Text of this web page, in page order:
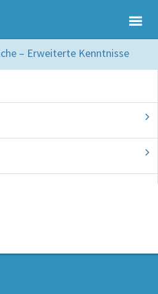
– Erweiterte Kenntnisse